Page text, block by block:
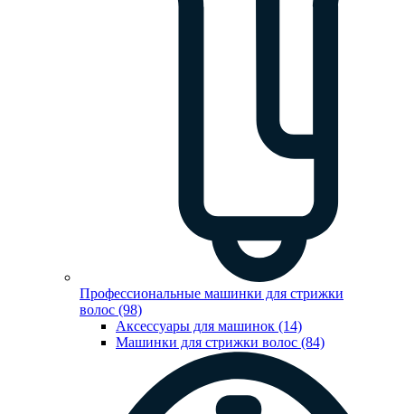
Профессиональные машинки для стрижки
волос (98)
Аксессуары для машинок (14)
Машинки для стрижки волос (84)